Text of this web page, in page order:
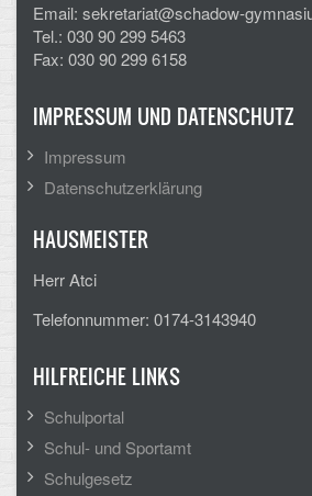
Email: sekretariat@schadow-
Tel.: 030 90 299 5463
Fax: 030 90 299 6158
IMPRESSUM UND DATENSCHUTZ
Impressum
Datenschutzerklärung
HAUSMEISTER
Herr Atci
Telefonnummer: 0174-3143940
HILFREICHE LINKS
Schulportal
Schul- und Sportamt
Schulgesetz